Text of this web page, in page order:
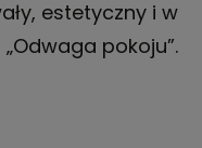
estetyczny i w
pokoju”.